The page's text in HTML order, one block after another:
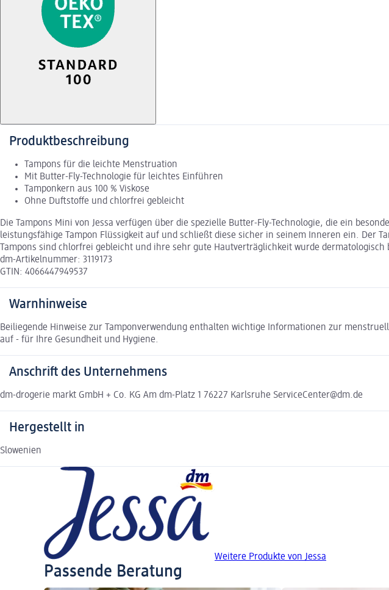
Produktbeschreibung
Tampons für die leichte Menstruation
Mit Butter-Fly-Technologie für leichtes Einführen
Tamponkern aus 100 % Viskose
Ohne Duftstoffe und chlorfrei gebleicht
Die Tampons Mini von Jessa verfügen über die spezielle Butter-Fly-Technologie, die ein
leistungsfähige Tampon Flüssigkeit auf und schließt diese sicher in seinem Inneren ein. Der
Tampons sind chlorfrei gebleicht und ihre sehr gute Hautverträglichkeit wurde
dm-Artikelnummer: 3119173
GTIN: 4066447949537
Warnhinweise
Beiliegende Hinweise zur Tamponverwendung enthalten wichtige Informationen zur
auf - für Ihre Gesundheit und Hygiene.
Anschrift des Unternehmens
dm-drogerie markt GmbH + Co. KG Am dm-Platz 1 76227 Karlsruhe ServiceCenter@dm.de
Hergestellt in
Slowenien
Weitere Produkte von Jessa
Passende Beratung